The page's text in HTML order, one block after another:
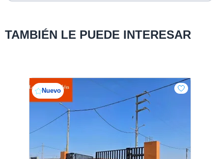
TAMBIÉN LE PUEDE INTERESAR
Nuevo